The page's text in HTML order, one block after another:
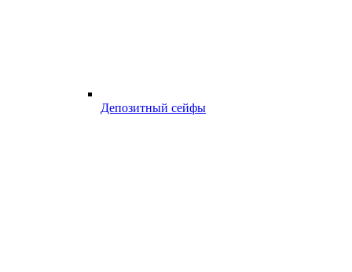
Депозитный сейфы